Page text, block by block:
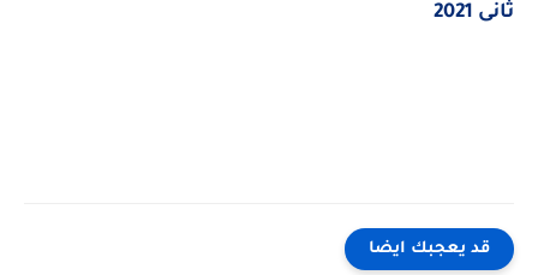
ثانى 2021
قد يعجبك ايضا